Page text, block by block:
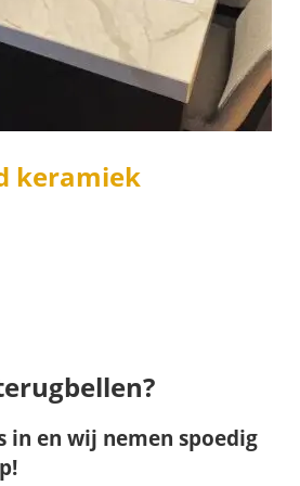
keramiek
in en wij nemen spoedig